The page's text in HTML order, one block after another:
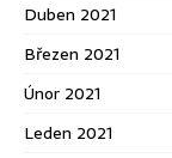
Duben 2021
Březen 2021
Únor 2021
Leden 2021